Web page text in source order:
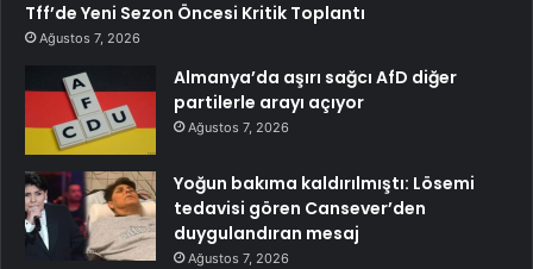
Tff’de Yeni Sezon Öncesi Kritik Toplantı
Ağustos 7, 2026
Almanya’da aşırı sağcı AfD diğer
partilerle arayı açıyor
Ağustos 7, 2026
Yoğun bakıma kaldırılmıştı: Lösemi
tedavisi gören Cansever’den
duygulandıran mesaj
Ağustos 7, 2026